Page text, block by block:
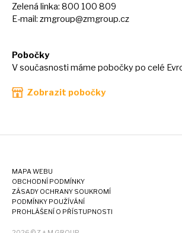
Zelená linka: 800 100 809
E-mail: zmgroup@zmgroup.cz
Pobočky
V současnosti máme pobočky po celé
Zobrazit pobočky
MAPA WEBU
OBCHODNÍ PODMÍNKY
ZÁSADY OCHRANY SOUKROMÍ
PODMÍNKY POUŽÍVÁNÍ
PROHLÁŠENÍ O PŘÍSTUPNOSTI